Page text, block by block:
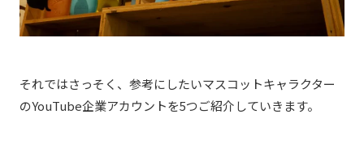
それではさっそく、参考にしたいマスコットキャラクター
のYouTube企業アカウントを5つご紹介していきます。